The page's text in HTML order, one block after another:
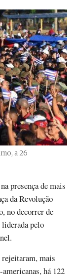
a 26
presença de mais
da Revolução
no decorrer de
pelo
rejeitaram, mais
há 122